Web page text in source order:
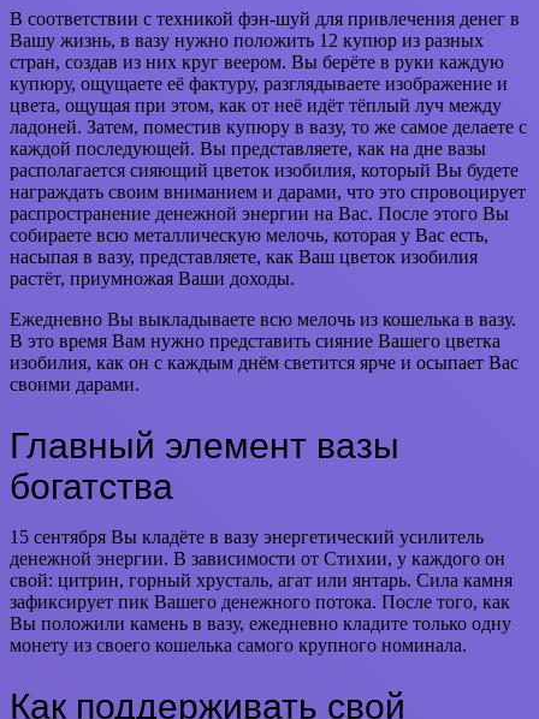
В соответствии с техникой фэн-шуй для привлечения денег в
Вашу жизнь, в вазу нужно положить 12 купюр из разных
стран, создав из них круг веером. Вы берёте в руки каждую
купюру, ощущаете её фактуру, разглядываете изображение и
цвета, ощущая при этом, как от неё идёт тёплый луч между
ладоней. Затем, поместив купюру в вазу, то же самое делаете с
каждой последующей. Вы представляете, как на дне вазы
располагается сияющий цветок изобилия, который Вы будете
награждать своим вниманием и дарами, что это спровоцирует
распространение денежной энергии на Вас. После этого Вы
собираете всю металлическую мелочь, которая у Вас есть,
насыпая в вазу, представляете, как Ваш цветок изобилия
растёт, приумножая Ваши доходы.
Ежедневно Вы выкладываете всю мелочь из кошелька в вазу.
В это время Вам нужно представить сияние Вашего цветка
изобилия, как он с каждым днём светится ярче и осыпает Вас
своими дарами.
Главный элемент вазы
богатства
15 сентября Вы кладёте в вазу энергетический усилитель
денежной энергии. В зависимости от Стихии, у каждого он
свой: цитрин, горный хрусталь, агат или янтарь. Сила камня
зафиксирует пик Вашего денежного потока. После того, как
Вы положили камень в вазу, ежедневно кладите только одну
монету из своего кошелька самого крупного номинала.
Как поддерживать свой